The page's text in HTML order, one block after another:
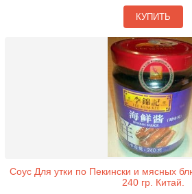
КУПИТЬ
Соус Для утки по Пекински и мясных
240 гр. Китай.